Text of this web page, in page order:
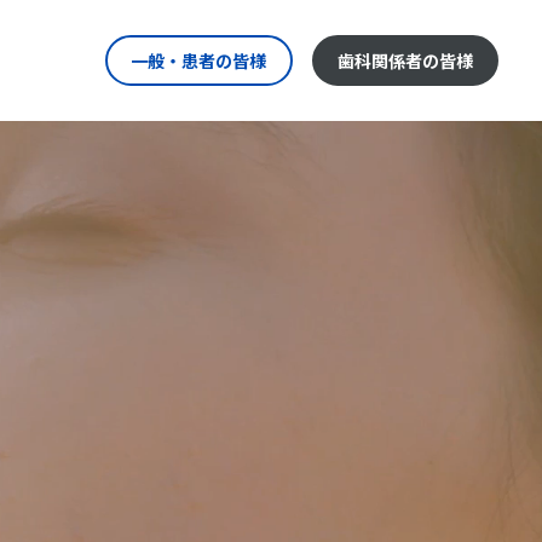
一般・患者の皆様 歯科関係者の皆様